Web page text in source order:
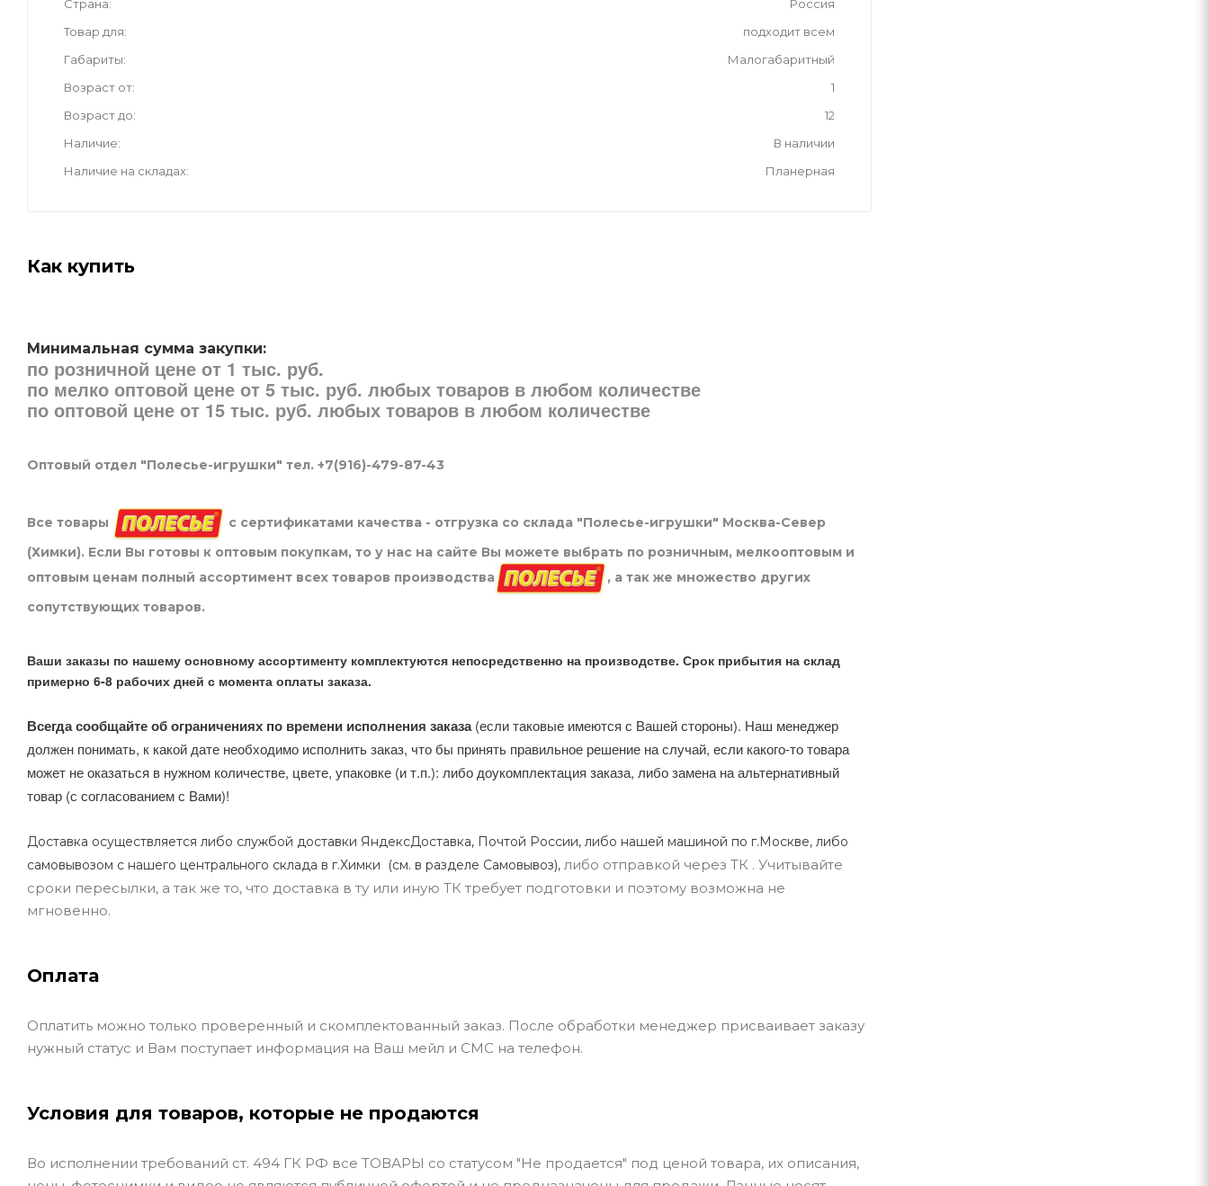
Страна
Россия
Товар для
подходит всем
Габариты
Малогабаритный
Возраст от
1
Возраст до
12
Наличие
В наличии
Наличие на складах
Планерная
Как купить
Минимальная сумма закупки:
по розничной цене от 1 тыс. руб.
по мелко оптовой цене от 5 тыс. руб. любых товаров в любом количестве
по оптовой цене от 15 тыс. руб. любых товаров в любом количестве
Оптовый отдел "Полесье-игрушки" тел. +7(916)-479-87-43
Все товары
с сертификатами качества - отгрузка со склада "Полесье-игрушки" Москва-Север
(Химки). Если Вы готовы к оптовым покупкам, то у нас на сайте Вы можете выбрать по розничным, мелкооптовым и
оптовым ценам полный ассортимент всех товаров производства
, а так же множество других
сопутствующих товаров.
Ваши заказы по нашему основному ассортименту комплектуются непосредственно на производстве. Срок прибытия на склад
примерно 6-8 рабочих дней с момента оплаты заказа.
Всегда сообщайте об ограничениях по времени исполнения заказа(если таковые имеются с Вашей стороны). Наш менеджер
должен понимать, к какой дате необходимо исполнить заказ, что бы принять правильное решение на случай, если какого-то товара
может не оказаться в нужном количестве, цвете, упаковке (и т.п.): либо доукомплектация заказа, либо замена на альтернативный
товар (с согласованием с Вами)!
Доставка осуществляется либо службой доставки ЯндексДоставка, Почтой России, либо нашей машиной по г.Москве, либо
самовывозом с нашего центрального склада в г.Химки (см. в разделе Самовывоз), либо отправкой через ТК . Учитывайте
сроки пересылки, а так же то, что доставка в ту или иную ТК требует подготовки и поэтому возможна не
мгновенно.
Оплата
Оплатить можно только проверенный и скомплектованный заказ. После обработки менеджер присваивает заказу
нужный статус и Вам поступает информация на Ваш мейл и СМС на телефон.
Условия для товаров, которые не продаются
Во исполнении требований ст. 494 ГК РФ все ТОВАРЫ со статусом "Не продается" под ценой товара, их описания,